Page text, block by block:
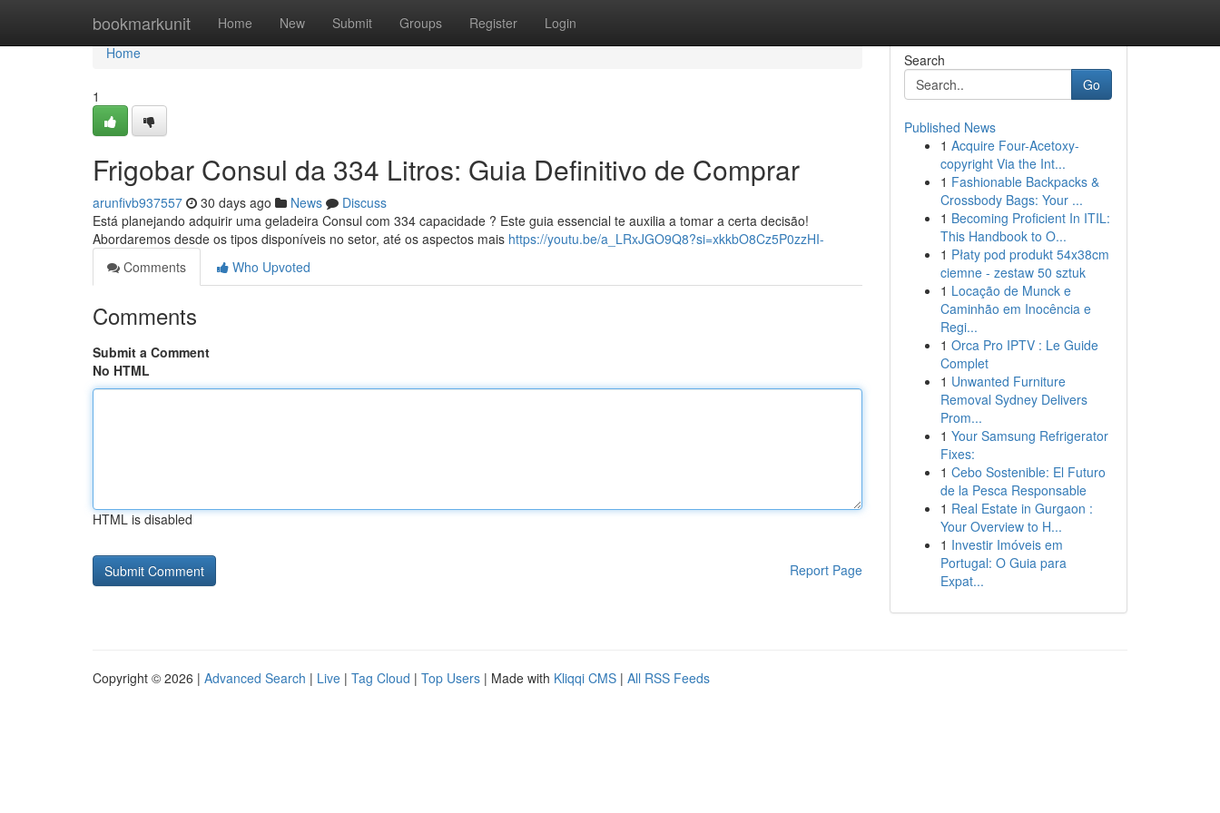
bookmarkunit Home New Submit Groups Register Login
Home
Home
1
Frigobar Consul da 334 Litros: Guia Definitivo de Comprar
arunfivb937557 30 days ago News
Discuss
Está planejando adquirir uma geladeira Consul com 334 capacidade ? Este guia essencial te auxilia a tomar a certa decisão!
Abordaremos desde os tipos disponíveis no setor, até os aspectos mais https://youtu.be/a_LRxJGO9Q8?si=xkkbO8Cz5P0zzHI-
Comments
Who Upvoted
Comments
Submit a Comment
No HTML
HTML is disabled
Report Page
Search
Go
Published News
1 Acquire Four-Acetoxy-
copyright Via the Int...
1 Fashionable Backpacks &
Crossbody Bags: Your ...
1 Becoming Proficient In ITIL:
This Handbook to O...
1 Płaty pod produkt 54x38cm
ciemne - zestaw 50 sztuk
1 Locação de Munck e
Caminhão em Inocência e
Regi...
1 Orca Pro IPTV : Le Guide
Complet
1 Unwanted Furniture
Removal Sydney Delivers
Prom...
1 Your Samsung Refrigerator
Fixes:
1 Cebo Sostenible: El Futuro
de la Pesca Responsable
1 Real Estate in Gurgaon :
Your Overview to H...
1 Investir Imóveis em
Portugal: O Guia para
Expat...
Copyright © 2026 | Advanced Search | Live | Tag Cloud | Top Users | Made with Kliqqi CMS | All RSS Feeds